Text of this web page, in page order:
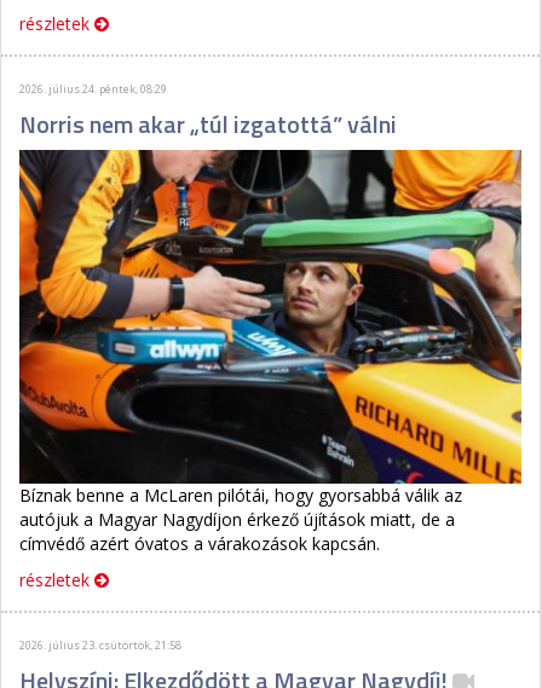
részletek
2026. július 24. péntek, 08:29
Norris nem akar „túl izgatottá” válni
Bíznak benne a McLaren pilótái, hogy gyorsabbá válik az
autójuk a Magyar Nagydíjon érkező újítások miatt, de a
címvédő azért óvatos a várakozások kapcsán.
részletek
2026. július 23. csütörtök, 21:58
Helyszíni: Elkezdődött a Magyar Nagydíj!